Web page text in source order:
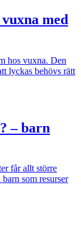
med
hos vuxna. Den
lyckas behövs rätt
– barn
får allt större
som resurser